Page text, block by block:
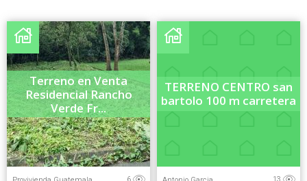
Terreno en Venta
Residencial Rancho
Verde Fr...
TERRENO CENTRO san
bartolo 100 m carretera